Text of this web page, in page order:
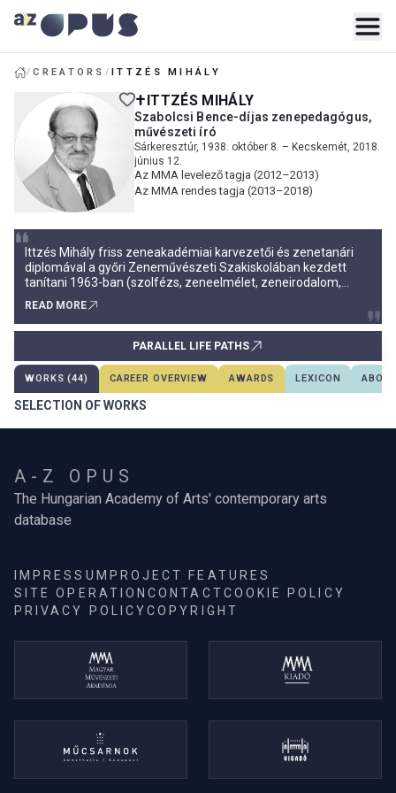
/CREATORS /ITTZÉS MIHÁLY
ITTZÉS MIHÁLY
Szabolcsi Bence-díjas zenepedagógus,
művészeti író
Sárkeresztúr, 1938. október 8. – Kecskemét, 2018.
június 12.
Az MMA levelező tagja (2012–2013)
Az MMA rendes tagja (2013–2018)
Ittzés Mihály friss zeneakadémiai karvezetői és zenetanári
diplomával a győri Zeneművészeti Szakiskolában kezdett
tanítani 1963-ban (szolfézs, zeneelmélet, zeneirodalom,
kamarazenekar karnagyaként is működött. Iskolai
együttesével kortárs szerzők, Szőnyi Erzsébet és Sári József
READ MORE
PARALLEL LIFE PATHS
WORKS (44) CAREER OVERVIEW AWARDS LEXICON
SELECTION OF WORKS
A-Z OPUS
The Hungarian Academy of Arts' contemporary arts
database
IMPRESSUM PROJECT FEATURES
SITE OPERATIONCONTACTCOOKIE POLICY
PRIVACY POLICYCOPYRIGHT